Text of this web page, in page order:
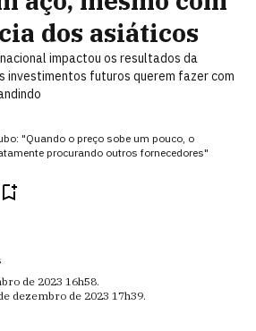
dos asiáticos
impactou os resultados da
investimentos futuros querem fazer com
"Quando o preço sobe um pouco, o
procurando outros fornecedores"
de 2023 16h58.
dezembro de 2023 17h39.